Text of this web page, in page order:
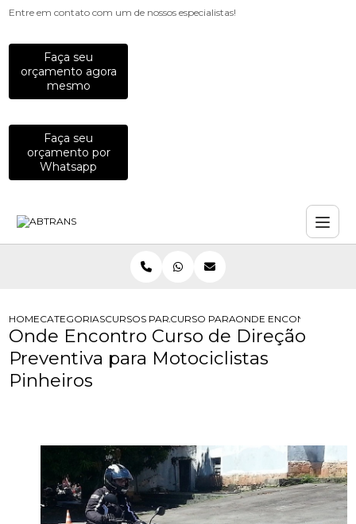
Entre em contato com um de nossos especialistas!
Faça seu
orçamento agora
mesmo
Faça seu
orçamento por
Whatsapp
HOMECATEGORIASCURSOS PARA MOTOCICLISTAS
CURSO PARA MOTOCICLISTA
ONDE ENCONTRO
Onde Encontro Curso de Direção
Preventiva para Motociclistas
Pinheiros